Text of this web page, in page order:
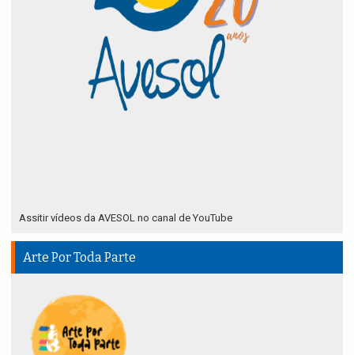
Assitir vídeos da AVESOL no canal de YouTube
Arte Por Toda Parte